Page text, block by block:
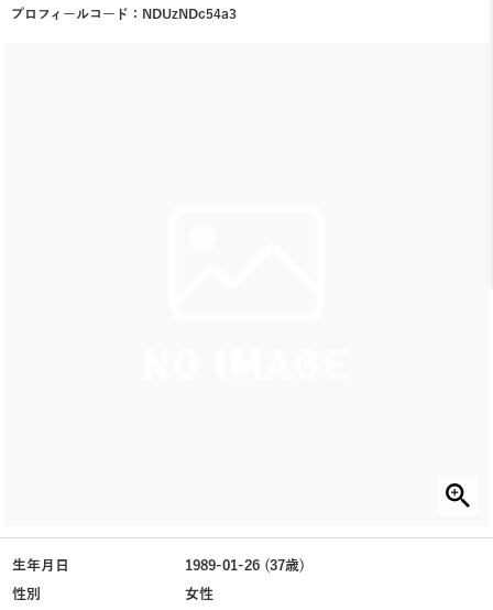
プロフィールコード： NDUzNDc54a3
生年月日
1989-01-26 (37歳)
性別
女性